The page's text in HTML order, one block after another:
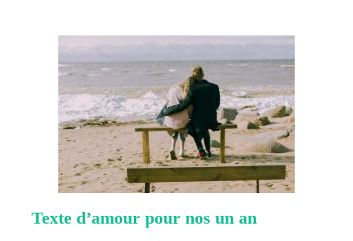
Texte d’amour pour nos un an